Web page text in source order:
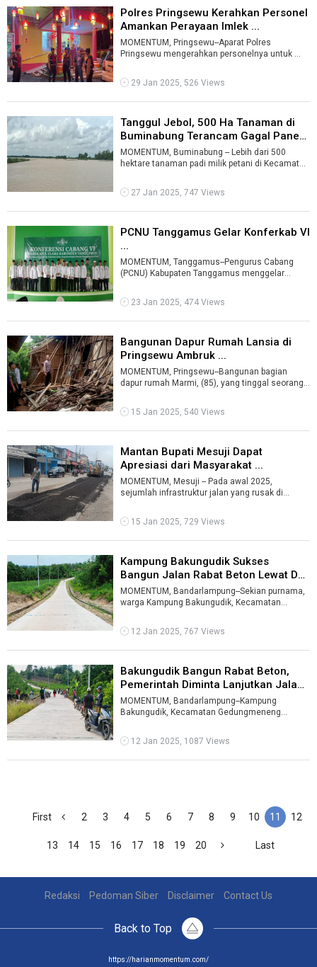
Polres Pringsewu Kerahkan Personel
Amankan Perayaan Imlek ...
MOMENTUM, Pringsewu--Aparat Polres
Pringsewu mengerahkan personelnya untuk
Bo ...
29 Jan 2025, 526 Views
Tanggul Jebol, 500 Ha Tanaman di
Buminabung Terancam Gagal Panen
...
MOMENTUM, Buminabung -- Lebih dari 500
hektare tanaman padi milik petani di Kecamatan
27 Jan 2025, 747 Views
PCNU Tanggamus Gelar Konferkab VI
...
MOMENTUM, Tanggamus--Pengurus Cabang
(PCNU) Kabupaten Tanggamus menggelar
berlangsung d ...
23 Jan 2025, 474 Views
Bangunan Dapur Rumah Lansia di
Pringsewu Ambruk ...
MOMENTUM, Pringsewu--Bangunan bagian
dapur rumah Marmi, (85), yang tinggal seorang
15 Jan 2025, 540 Views
Mantan Bupati Mesuji Dapat
Apresiasi dari Masyarakat ...
MOMENTUM, Mesuji -- Pada awal 2025,
sejumlah infrastruktur jalan yang rusak di
15 Jan 2025, 729 Views
Kampung Bakungudik Sukses
Bangun Jalan Rabat Beton Lewat DD
...
MOMENTUM, Bandarlampung--Sekian purnama,
warga Kampung Bakungudik, Kecamatan
jalan yan ...
12 Jan 2025, 767 Views
Bakungudik Bangun Rabat Beton,
Pemerintah Diminta Lanjutkan Jalan
...
MOMENTUM, Bandarlampung--Kampung
Bakungudik, Kecamatan Gedungmeneng
pembangunan jalan rab ...
12 Jan 2025, 1087 Views
First 2 3 4 5 6 7 8 9 10 11 12
13 14 15 16 17 18 19 20 Last
Redaksi Pedoman Siber Disclaimer Contact Us
Back to Top
https://harianmomentum.com/